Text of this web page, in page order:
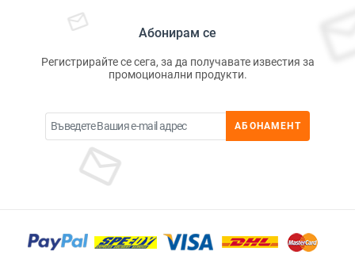
Абонирам се
Регистрирайте се сега, за да получавате известия за
промоционални продукти.
АБОНАМЕНТ